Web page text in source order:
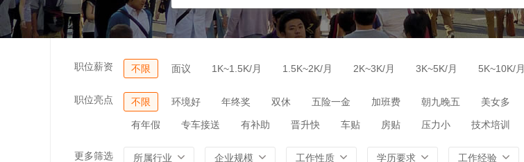
职位薪资 不限 面议 1K~1.5K/月 1.5K~2K/月 2K~3K/月 3K~5K/月 5K~10K/月
职位亮点 不限 环境好 年终奖 双休 五险一金 加班费 朝九晚五 美女多
有年假 专车接送 有补助 晋升快 车贴 房贴 压力小 技术培训
更多筛选 所属行业 企业规模 工作性质 学历要求 工作经验